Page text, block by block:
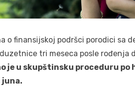
o finansijskoj podršci porodici sa
tri meseca posle rođenja
je u skupštinsku proceduru po
juna.